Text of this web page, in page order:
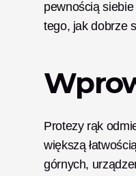
pewnością
tego, jak dobrze
Protezy rąk
większą
górnych,